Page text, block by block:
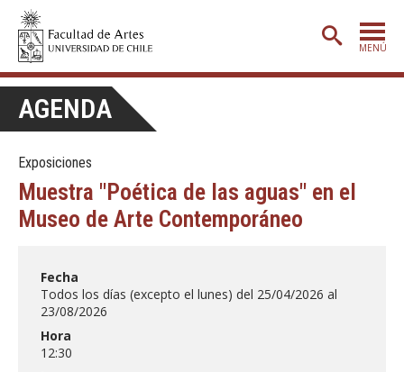
MENÚ
CARRERAS
POSTGRADO
CREACIÓN E INVESTIGACIÓN
AGENDA
Exposiciones
Muestra "Poética de las aguas" en el
Museo de Arte Contemporáneo
Fecha
Todos los días (excepto el lunes) del 25/04/2026 al
23/08/2026
Hora
12:30